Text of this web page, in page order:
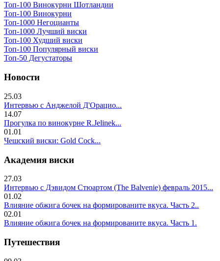
Топ-100 Винокурни Шотландии
Топ-100 Винокурни
Топ-1000 Негоцианты
Топ-1000 Лучший виски
Топ-100 Худший виски
Топ-100 Популярный виски
Топ-50 Дегустаторы
Новости
25.03
Интервью с Анджелой Д'Орацио...
14.07
Прогулка по винокурне R.Jelinek...
01.01
Чешский виски: Gold Cock...
Академия виски
27.03
Интервью с Дэвидом Стюартом (The Balvenie) февраль 2015...
01.02
Влияние обжига бочек на формированите вкуса. Часть 2..
02.01
Влияние обжига бочек на формированите вкуса. Часть 1.
Путешествия